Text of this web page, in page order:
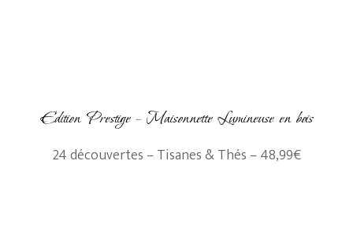
Edition Prestige – Maisonnette Lumineuse en bois
24 découvertes – Tisanes & Thés – 48,99€